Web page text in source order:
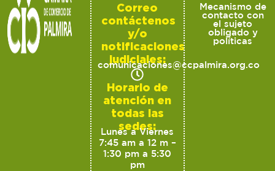
Correo
contáctenos
y/o
notificaciones
judiciales:
comunicaciones@ccpalmira.org.co
Horario de
atención en
todas las
sedes:
Lunes a Viernes
7:45 am a 12 m –
1:30 pm a 5:30
pm
Mecanismo de
contacto con
el sujeto
obligado y
políticas